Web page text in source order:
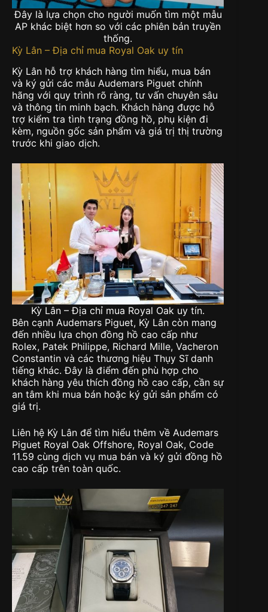
Đây là lựa chọn cho người muốn tìm một mẫu
AP khác biệt hơn so với các phiên bản truyền
thống.
Kỳ Lân – Địa chỉ mua Royal Oak uy tín
Kỳ Lân hỗ trợ khách hàng tìm hiểu, mua bán
và ký gửi các mẫu Audemars Piguet chính
hãng với quy trình rõ ràng, tư vấn chuyên sâu
và thông tin minh bạch. Khách hàng được hỗ
trợ kiểm tra tình trạng đồng hồ, phụ kiện đi
kèm, nguồn gốc sản phẩm và giá trị thị trường
trước khi giao dịch.
Kỳ Lân – Địa chỉ mua Royal Oak uy tín.
Bên cạnh Audemars Piguet, Kỳ Lân còn mang
đến nhiều lựa chọn đồng hồ cao cấp như
Rolex, Patek Philippe, Richard Mille, Vacheron
Constantin và các thương hiệu Thụy Sĩ danh
tiếng khác. Đây là điểm đến phù hợp cho
khách hàng yêu thích đồng hồ cao cấp, cần sự
an tâm khi mua bán hoặc ký gửi sản phẩm có
giá trị.
Liên hệ Kỳ Lân để tìm hiểu thêm về Audemars
Piguet Royal Oak Offshore, Royal Oak, Code
11.59 cùng dịch vụ mua bán và ký gửi đồng hồ
cao cấp trên toàn quốc.